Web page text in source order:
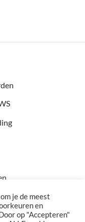
je de meest
en
op "Accepteren"